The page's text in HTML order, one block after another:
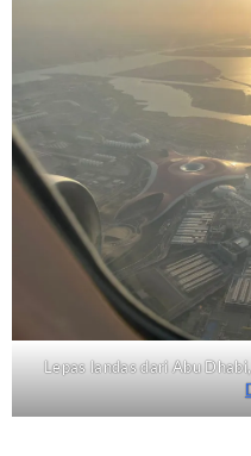
Lepas landas dari Abu